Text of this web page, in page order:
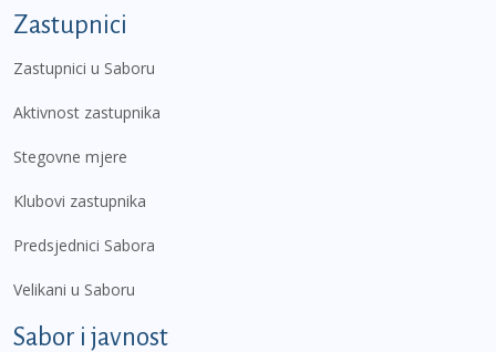
Zastupnici
Zastupnici u Saboru
Aktivnost zastupnika
Stegovne mjere
Klubovi zastupnika
Predsjednici Sabora
Velikani u Saboru
Sabor i javnost